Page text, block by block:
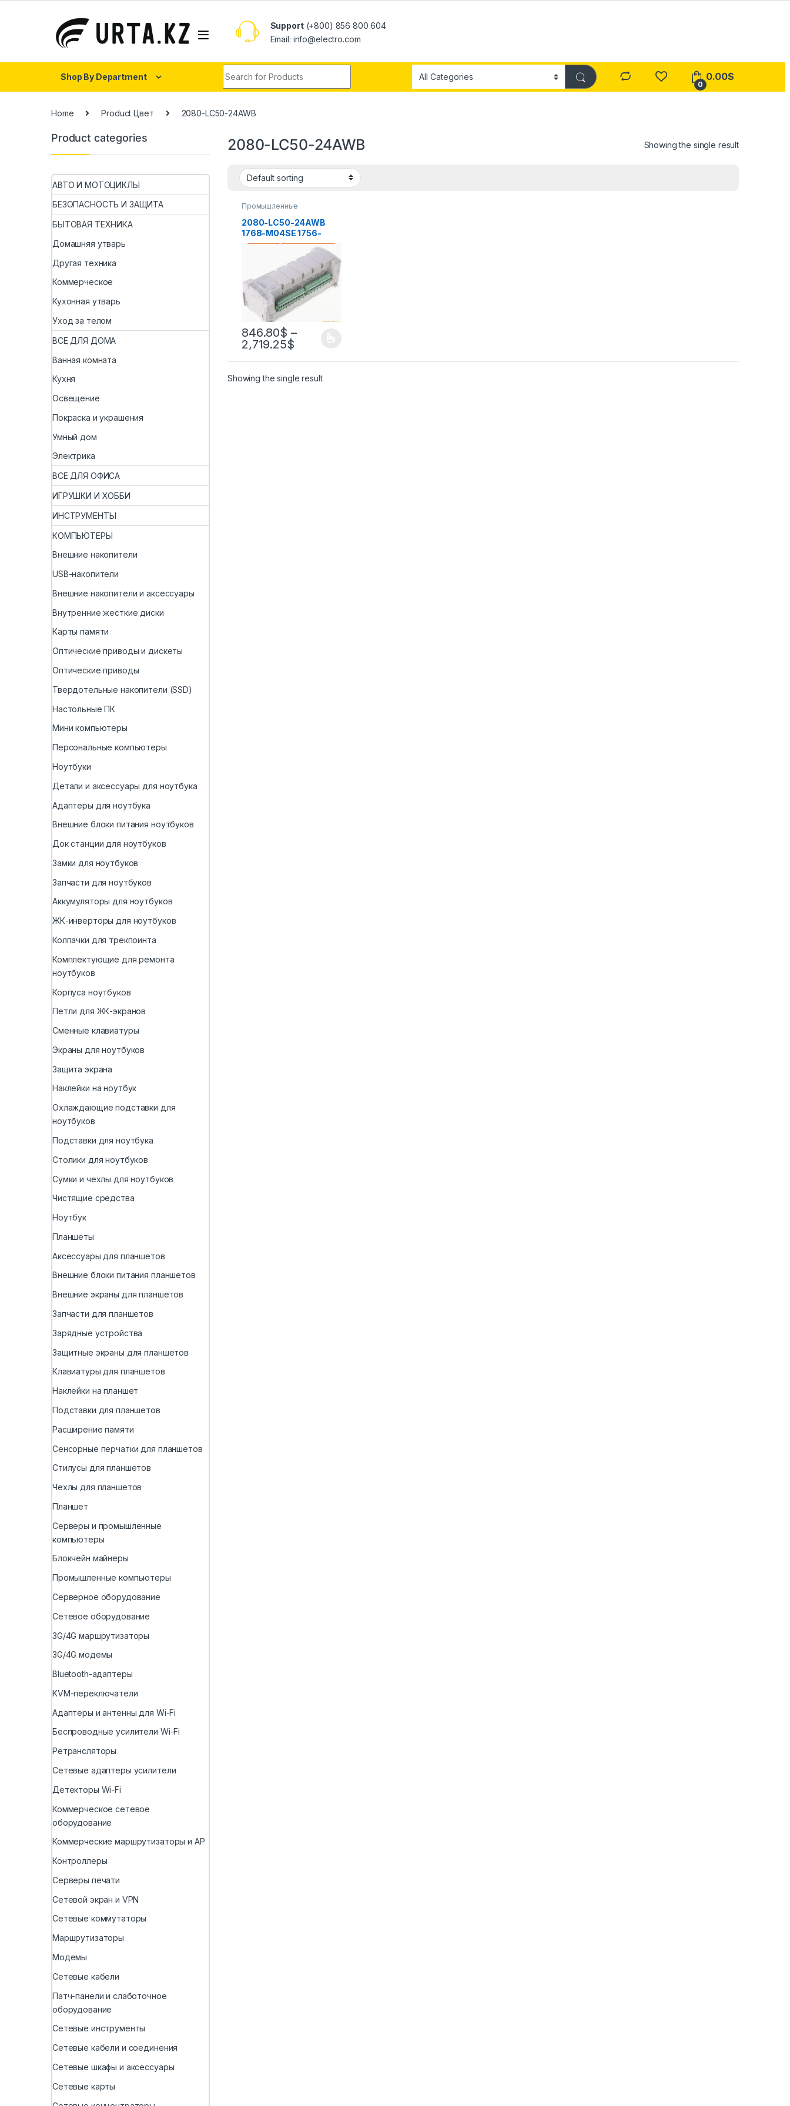
Support(+800) 856 800 604
Email: info@electro.com
Shop By Department
0
0.00$
Home Product Цвет 2080-LC50-24AWB
2080-LC50-24AWB Showing the single result
Промышленные
компьютеры
2080-LC50-24AWB
1768-M04SE 1756-
DHRIO 2711P-RGB10P
1746-NT4 SLC 1747-
846.80$ –
2,719.25$
Showing the single result
Product categories
АВТО И МОТОЦИКЛЫ
БЕЗОПАСНОСТЬ И ЗАЩИТА
БЫТОВАЯ ТЕХНИКА
Домашняя утварь
Другая техника
Коммерческое
Кухонная утварь
Уход за телом
ВСЕ ДЛЯ ДОМА
Ванная комната
Кухня
Освещение
Покраска и украшения
Умный дом
Электрика
ВСЕ ДЛЯ ОФИСА
ИГРУШКИ И ХОББИ
ИНСТРУМЕНТЫ
КОМПЬЮТЕРЫ
Внешние накопители
USB-накопители
Внешние накопители и аксессуары
Внутренние жесткие диски
Карты памяти
Оптические приводы и дискеты
Оптические приводы
Твердотельные накопители (SSD)
Настольные ПК
Мини компьютеры
Персональные компьютеры
Ноутбуки
Детали и аксессуары для ноутбука
Адаптеры для ноутбука
Внешние блоки питания ноутбуков
Док станции для ноутбуков
Замки для ноутбуков
Запчасти для ноутбуков
Аккумуляторы для ноутбуков
ЖК-инверторы для ноутбуков
Колпачки для трекпоинта
Комплектующие для ремонта
ноутбуков
Корпуса ноутбуков
Петли для ЖК-экранов
Сменные клавиатуры
Экраны для ноутбуков
Защита экрана
Наклейки на ноутбук
Охлаждающие подставки для
ноутбуков
Подставки для ноутбука
Столики для ноутбуков
Сумки и чехлы для ноутбуков
Чистящие средства
Ноутбук
Планшеты
Аксессуары для планшетов
Внешние блоки питания планшетов
Внешние экраны для планшетов
Запчасти для планшетов
Зарядные устройства
Защитные экраны для планшетов
Клавиатуры для планшетов
Наклейки на планшет
Подставки для планшетов
Расширение памяти
Сенсорные перчатки для планшетов
Стилусы для планшетов
Чехлы для планшетов
Планшет
Серверы и промышленные
компьютеры
Блокчейн майнеры
Промышленные компьютеры
Серверное оборудование
Сетевое оборудование
3G/4G маршрутизаторы
3G/4G модемы
Bluetooth-адаптеры
KVM-переключатели
Адаптеры и антенны для Wi-Fi
Беспроводные усилители Wi-Fi
Ретрансляторы
Сетевые адаптеры усилители
Детекторы Wi-Fi
Коммерческое сетевое
оборудование
Коммерческие маршрутизаторы и AP
Контроллеры
Серверы печати
Сетевой экран и VPN
Сетевые коммутаторы
Маршрутизаторы
Модемы
Сетевые кабели
Патч-панели и слаботочное
оборудование
Сетевые инструменты
Сетевые кабели и соединения
Сетевые шкафы и аксессуары
Сетевые карты